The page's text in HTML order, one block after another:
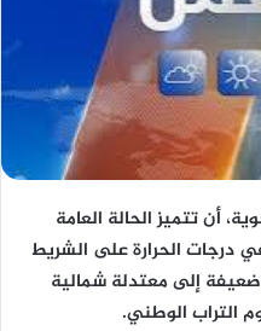
أن تتميز الحالة العامة
في درجات الحرارة على الشريط
إلى معتدلة شمالية
التراب الوطني.